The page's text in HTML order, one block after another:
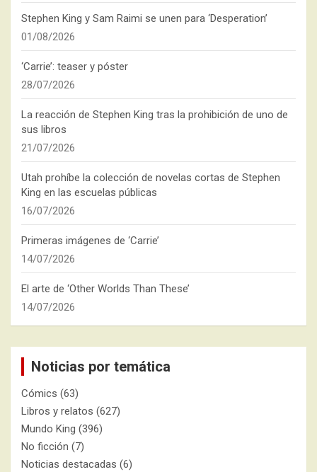
Stephen King y Sam Raimi se unen para ‘Desperation’
01/08/2026
‘Carrie’: teaser y póster
28/07/2026
La reacción de Stephen King tras la prohibición de uno de
sus libros
21/07/2026
Utah prohíbe la colección de novelas cortas de Stephen
King en las escuelas públicas
16/07/2026
Primeras imágenes de ‘Carrie’
14/07/2026
El arte de ‘Other Worlds Than These’
14/07/2026
Noticias por temática
Cómics (63)
Libros y relatos (627)
Mundo King (396)
No ficción (7)
Noticias destacadas (6)